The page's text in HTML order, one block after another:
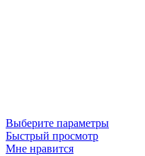
Выберите параметры
Быстрый просмотр
Мне нравится